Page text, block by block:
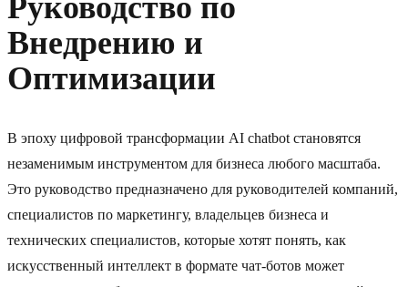
Руководство по
Внедрению и
Оптимизации
В эпоху цифровой трансформации AI chatbot становятся
незаменимым инструментом для бизнеса любого масштаба.
Это руководство предназначено для руководителей компаний,
специалистов по маркетингу, владельцев бизнеса и
технических специалистов, которые хотят понять, как
искусственный интеллект в формате чат-ботов может